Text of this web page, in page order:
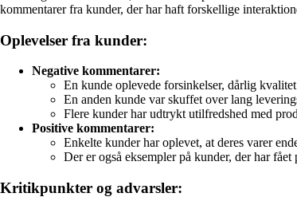
kommentarer fra kunder, der har haft forskellige
Oplevelser fra kunder:
Negative kommentarer:
En kunde oplevede forsinkelser, dårlig
En anden kunde var skuffet over lang
Flere kunder har udtrykt utilfredshed med
Positive kommentarer:
Enkelte kunder har oplevet, at deres varer
Der er også eksempler på kunder, der har
Kritikpunkter og advarsler: